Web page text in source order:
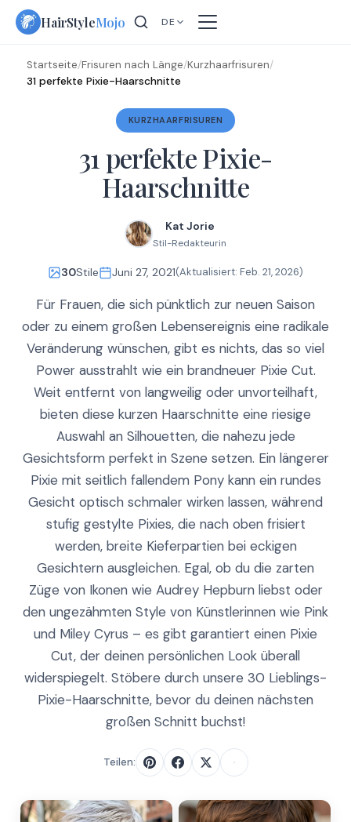
Skip
HairStyleMojo DE
Startseite/Frisuren nach Länge/Kurzhaarfrisuren/
31 perfekte Pixie-Haarschnitte
KURZHAARFRISUREN
31 perfekte Pixie-
Haarschnitte
Kat Jorie
Stil-Redakteurin
30Stile Juni 27, 2021(Aktualisiert: Feb. 21, 2026)
Für Frauen, die sich pünktlich zur neuen Saison
oder zu einem großen Lebensereignis eine radikale
Veränderung wünschen, gibt es nichts, das so viel
Power ausstrahlt wie ein brandneuer Pixie Cut.
Weit entfernt von langweilig oder unvorteilhaft,
bieten diese kurzen Haarschnitte eine riesige
Auswahl an Silhouetten, die nahezu jede
Gesichtsform perfekt in Szene setzen. Ein längerer
Pixie mit seitlich fallendem Pony kann ein rundes
Gesicht optisch schmaler wirken lassen, während
stufig gestylte Pixies, die nach oben frisiert
werden, breite Kieferpartien bei eckigen
Gesichtern ausgleichen. Egal, ob du die zarten
Züge von Ikonen wie Audrey Hepburn liebst oder
den ungezähmten Style von Künstlerinnen wie Pink
und Miley Cyrus – es gibt garantiert einen Pixie
Cut, der deinen persönlichen Look überall
widerspiegelt. Stöbere durch unsere 30 Lieblings-
Pixie-Haarschnitte, bevor du deinen nächsten
großen Schnitt buchst!
Teilen: